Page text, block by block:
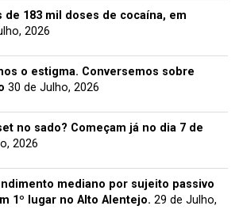
de 183 mil doses de cocaína, em
2026
o estigma. Conversemos sobre
30 de Julho, 2026
no sado? Começam já no dia 7 de
2026
mediano por sujeito passivo
1º lugar no Alto Alentejo. 29 de Julho,